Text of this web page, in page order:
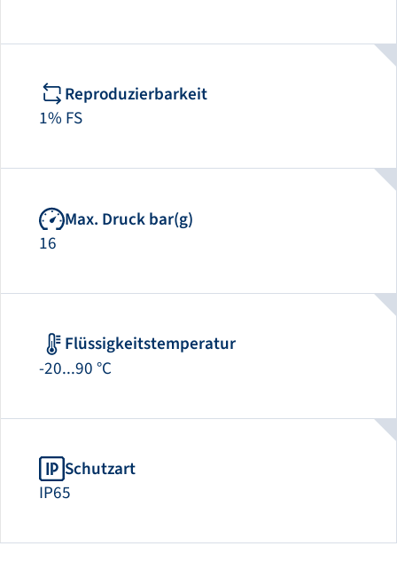
Reproduzierbarkeit
1% FS
Max. Druck bar(g)
16
Flüssigkeitstemperatur
-20...90 °C
Schutzart
IP65